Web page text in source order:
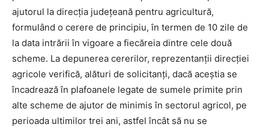
ajutorul la direcția județeană pentru agricultură,
formulând o cerere de principiu, în termen de 10 zile de
la data intrării în vigoare a fiecăreia dintre cele două
scheme. La depunerea cererilor, reprezentanții direcției
agricole verifică, alături de solicitanți, dacă aceștia se
încadrează în plafoanele legate de sumele primite prin
alte scheme de ajutor de minimis în sectorul agricol, pe
perioada ultimilor trei ani, astfel încât să nu se